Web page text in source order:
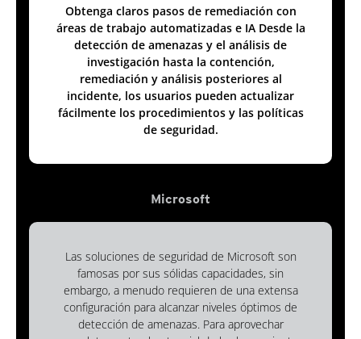
Obtenga claros pasos de remediación con
áreas de trabajo automatizadas e IA Desde la
detección de amenazas y el análisis de
investigación hasta la contención,
remediación y análisis posteriores al
incidente, los usuarios pueden actualizar
fácilmente los procedimientos y las políticas
de seguridad.
Microsoft
Las soluciones de seguridad de Microsoft son
famosas por sus sólidas capacidades, sin
embargo, a menudo requieren de una extensa
configuración para alcanzar niveles óptimos de
detección de amenazas. Para aprovechar